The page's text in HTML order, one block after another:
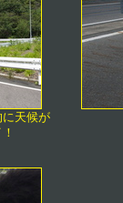
天候が